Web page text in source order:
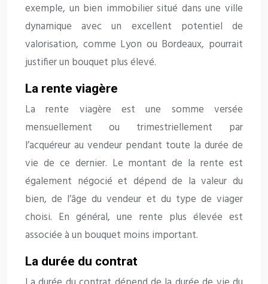
exemple, un bien immobilier situé dans une ville
dynamique avec un excellent potentiel de
valorisation, comme Lyon ou Bordeaux, pourrait
justifier un bouquet plus élevé.
La rente viagère
La rente viagère est une somme versée
mensuellement ou trimestriellement par
l’acquéreur au vendeur pendant toute la durée de
vie de ce dernier. Le montant de la rente est
également négocié et dépend de la valeur du
bien, de l’âge du vendeur et du type de viager
choisi. En général, une rente plus élevée est
associée à un bouquet moins important.
La durée du contrat